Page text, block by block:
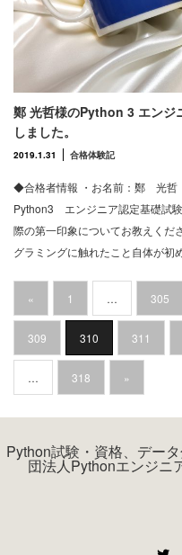
鄭 光哲様のPython 3 エンジ
しました。
2019.1.31 合格体験記
◆合格者情報 ・お名前：鄭 光哲
Python3 エンジニア認定基礎試
際の第一印象についてお教えくだ
グラミングに触れたこと自体が
« 1 … 305
309 310 311
… 318 »
Python試験・資格、デー
団法人Pythonエンジニ
RSS